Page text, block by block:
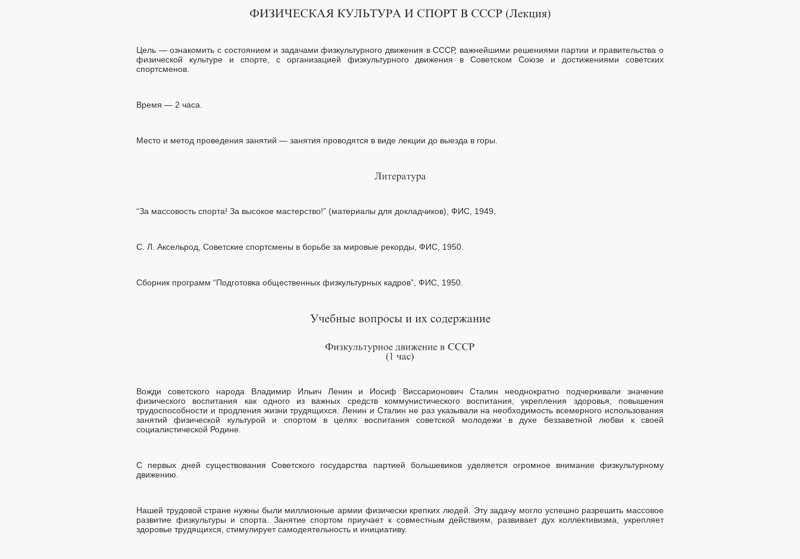
Цель — ознакомить с состоянием и задачами физкультурного движения в СССР, важнейшими решениями партии и правительства о
физической культуре и спорте, с организацией физкультурного движения в Советском Союзе и достижениями советских
спортсменов.
Время — 2 часа.
Место и метод проведения занятий — занятия проводятся в виде лекции до выезда в горы.
“За массовость спорта! За высокое мастерство!” (материалы для докладчиков), ФИC, 1949.
С. Л. Аксельрод, Советские спортсмены в борьбе за мировые рекорды, ФИC, 1950.
Сборник программ “Подготовка общественных физкультурных кадров”, ФИC, 1950.
Вожди советского народа Владимир Ильич Ленин и Иосиф Виссарионович Сталин неоднократно подчеркивали значение
физического воспитания как одного из важных средств коммунистического воспитания, укрепления здоровья, повышения
трудоспособности и продления жизни трудящихся. Ленин и Сталин не раз указывали на необходимость всемерного использования
занятий физической культурой и спортом в целях воспитания советской молодежи в духе беззаветной любви к своей
социалистической Родине.
С первых дней существования Советского государства партией большевиков уделяется огромное внимание физкультурному
движению.
Нашей трудовой стране нужны были миллионные армии физически крепких людей. Эту задачу могло успешно разрешить массовое
развитие физкультуры и спорта. Занятие спортом приучает к совместным действиям, развивает дух коллективизма, укрепляет
здоровье трудящихся, стимулирует самодеятельность и инициативу.